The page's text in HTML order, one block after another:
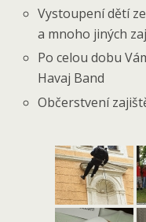
Vystoupení dětí
a mnoho jiných
Po celou dobu
Havaj Band
Občerstvení